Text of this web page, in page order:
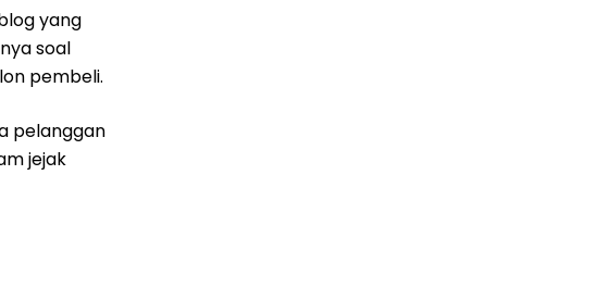
yang
soal
pembeli.
pelanggan
jejak